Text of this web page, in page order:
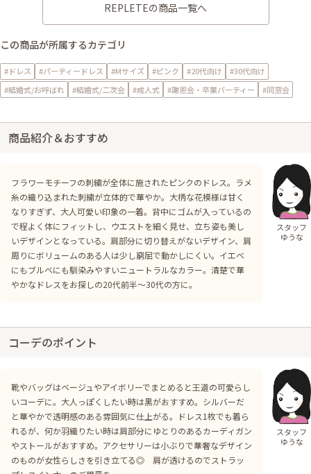
REPLETEの商品一覧へ
この商品が所属するカテゴリ
#ドレス #パーティードレス #Mサイズ #ピンク #20代向け
#30代向け
#結婚式/お呼ばれ
#結婚式/二次会 #成人式 #謝恩会・卒業パーティー #同窓会
商品紹介＆おすすめ
フラワーモチーフの刺繍が全体に施されたピンクのドレス。ラメ
糸の織り込まれた刺繍が立体的で華やか。大柄な花模様は甘く
なりすぎず、大人可愛い印象の一着。背中にゴムが入っているの
で程よく体にフィットし、ウエストを細く見せ、立ち姿も美し
いデザインとなっている。肩部分に切り替えがないデザイン、肩
周りにボリュームのある人は少し窮屈で動かしにくい。イエベ
にもブルベにも馴染みやすいニュートラルなカラー。清楚で華
やかなドレスをお探しの20代前半〜30代の方に。
スタッフ
ゆうな
コーデのポイント
靴やバッグはベージュやアイボリーでまとめると王道の可愛らし
いコーデに。大人っぽくしたい時は黒がおすすめ。シルバーだ
と華やかで透明感のある雰囲気に仕上がる。ドレス1枚でも着ら
れるが、何か羽織りたい時は肩部分にゆとりのあるカーディガン
やストールがおすすめ。アクセサリーは小ぶりで華奢なデザイン
のものが女性らしさを引き立てる◎ 肩が透けるのでストラッ
スタッフ
ゆうな